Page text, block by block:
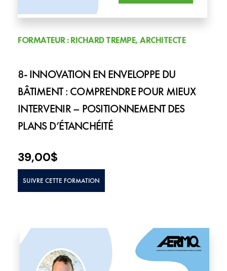
FORMATEUR : RICHARD TREMPE, ARCHITECTE
8- INNOVATION EN ENVELOPPE DU
BÂTIMENT : COMPRENDRE POUR MIEUX
INTERVENIR – POSITIONNEMENT DES
PLANS D’ÉTANCHÉITÉ
39,00$
SUIVRE CETTE FORMATION